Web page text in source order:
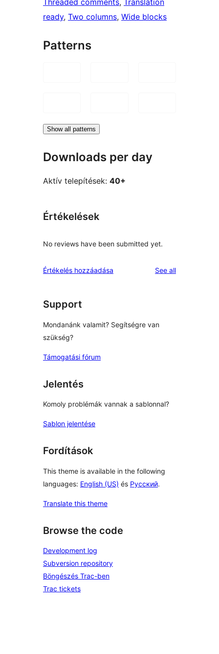
ready, Two columns, Wide blocks
Patterns
Show all patterns
Downloads per day
Aktív telepítések: 40+
Értékelések
No reviews have been submitted yet.
Értékelés hozzáadása See allreviews
Support
Mondanánk valamit? Segítségre van
szükség?
Támogatási fórum
Jelentés
Komoly problémák vannak a sablonnal?
Sablon jelentése
Fordítások
This theme is available in the following
languages: English (US) és Русский.
Translate this theme
Browse the code
Development log
Subversion repository
Böngészés Trac-ben
Trac tickets